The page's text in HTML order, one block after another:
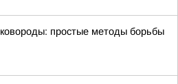
простые методы борьбы